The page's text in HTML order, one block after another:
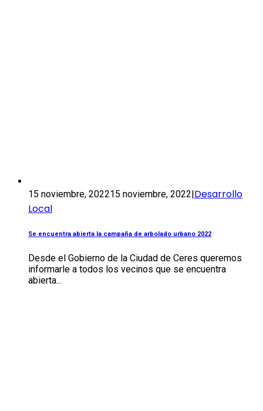
15 noviembre, 202215 noviembre, 2022|Desarrollo
Local
Se encuentra abierta la campaña de arbolado urbano 2022
Desde el Gobierno de la Ciudad de Ceres queremos
informarle a todos los vecinos que se encuentra
abierta...